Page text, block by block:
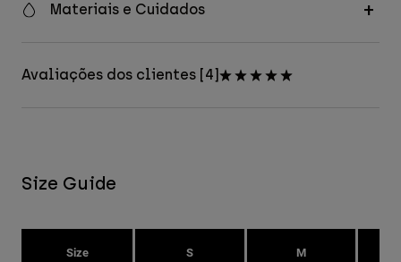
Materiais e Cuidados
Avaliações dos clientes [4]
Size Guide
Size S M